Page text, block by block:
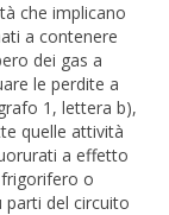
che implicano
a contenere
dei gas a
le perdite a
1, lettera b),
quelle attività
a effetto
o
parti del circuito